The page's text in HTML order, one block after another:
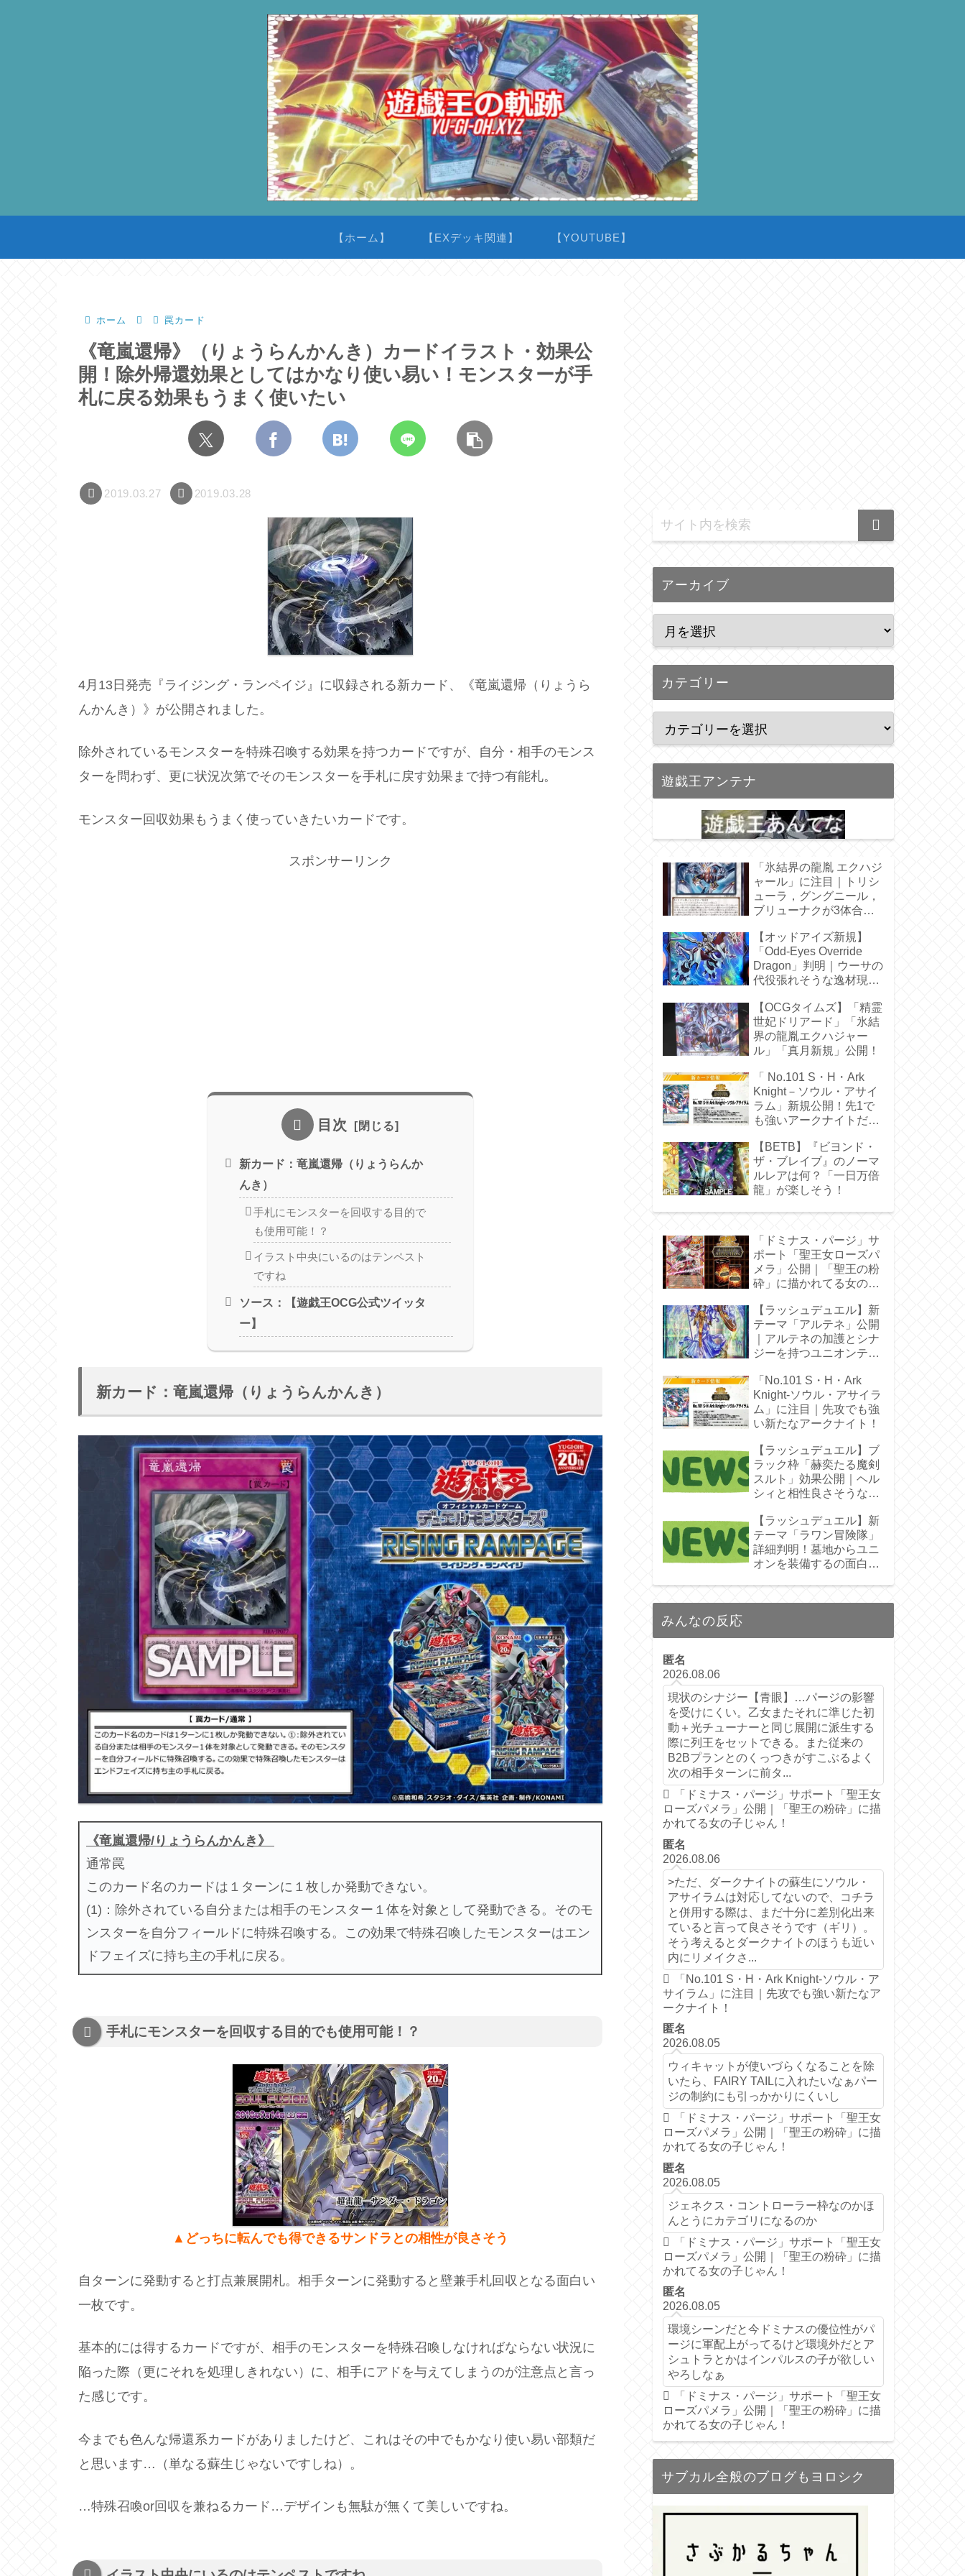
【ホーム】 【EXデッキ関連】 【YOUTUBE】
ホーム 罠カード
《竜嵐還帰》（りょうらんかんき）カードイラスト・効果公
開！除外帰還効果としてはかなり使い易い！モンスターが手
札に戻る効果もうまく使いたい
2019.03.27 2019.03.28
4月13日発売『ライジング・ランペイジ』に収録される新カード、《竜嵐還帰（りょうら
んかんき）》が公開されました。
除外されているモンスターを特殊召喚する効果を持つカードですが、自分・相手のモンス
ターを問わず、更に状況次第でそのモンスターを手札に戻す効果まで持つ有能札。
モンスター回収効果もうまく使っていきたいカードです。
スポンサーリンク
目次
新カード：竜嵐還帰（りょうらんか
んき）
手札にモンスターを回収する目的で
も使用可能！？
イラスト中央にいるのはテンペスト
ですね
ソース：【遊戯王OCG公式ツイッタ
ー】
新カード：竜嵐還帰（りょうらんかんき）
《竜嵐還帰/りょうらんかんき》
通常罠
このカード名のカードは１ターンに１枚しか発動できない。
(1)：除外されている自分または相手のモンスター１体を対象として発動できる。そのモ
ンスターを自分フィールドに特殊召喚する。この効果で特殊召喚したモンスターはエン
ドフェイズに持ち主の手札に戻る。
手札にモンスターを回収する目的でも使用可能！？
▲どっちに転んでも得できるサンドラとの相性が良さそう
自ターンに発動すると打点兼展開札。相手ターンに発動すると壁兼手札回収となる面白い
一枚です。
基本的には得するカードですが、相手のモンスターを特殊召喚しなければならない状況に
陥った際（更にそれを処理しきれない）に、相手にアドを与えてしまうのが注意点と言っ
た感じです。
今までも色んな帰還系カードがありましたけど、これはその中でもかなり使い易い部類だ
と思います…（単なる蘇生じゃないですしね）。
…特殊召喚or回収を兼ねるカード…デザインも無駄が無くて美しいですね。
アーカイブ
カテゴリー
遊戯王アンテナ
「氷結界の龍胤 エクハジ
ャール」に注目｜トリシ
ューラ，グングニール，
ブリューナクが3体合
【オッドアイズ新規】
「Odd-Eyes Override
Dragon」判明｜ウーサの
代役張れそうな逸材現
【OCGタイムズ】「精霊
世妃ドリアード」「氷結
界の龍胤エクハジャー
ル」「真月新規」公開！
「 No.101 S・H・Ark
Knight－ソウル・アサイ
ラム」新規公開！先1で
も強いアークナイトだ
【BETB】『ビヨンド・
ザ・ブレイブ』のノーマ
ルレアは何？「一日万倍
龍」が楽しそう！
「ドミナス・パージ」サ
ポート「聖王女ローズパ
メラ」公開｜「聖王の粉
砕」に描かれてる女の子
【ラッシュデュエル】新
テーマ「アルテネ」公開
｜アルテネの加護とシナ
ジーを持つユニオンテー
「No.101 S・H・Ark
Knight-ソウル・アサイラ
ム」に注目｜先攻でも強
い新たなアークナイト！
【ラッシュデュエル】ブ
ラック枠「赫奕たる魔剣
スルト」効果公開｜ヘル
シィと相性良さそうなレ
【ラッシュデュエル】新
テーマ「ラワン冒険隊」
詳細判明！墓地からユニ
オンを装備するの面白そ
みんなの反応
匿名
2026.08.06
現状のシナジー【青眼】…パージの影響
を受けにくい。乙女またそれに準じた初
動＋光チューナーと同じ展開に派生する
際に列王をセットできる。また従来の
B2Bプランとのくっつきがすこぶるよく
次の相手ターンに前タ...
「ドミナス・パージ」サポート「聖王女
ローズパメラ」公開｜「聖王の粉砕」に描
かれてる女の子じゃん！
匿名
2026.08.06
>ただ、ダークナイトの蘇生にソウル・
アサイラムは対応してないので、コチラ
と併用する際は、まだ十分に差別化出来
ていると言って良さそうです（ギリ）。
そう考えるとダークナイトのほうも近い
内にリメイクさ...
「No.101 S・H・Ark Knight-ソウル・ア
サイラム」に注目｜先攻でも強い新たなア
ークナイト！
匿名
2026.08.05
ウィキャットが使いづらくなることを除
いたら、FAIRY TAILに入れたいなぁパー
ジの制約にも引っかかりにくいし
「ドミナス・パージ」サポート「聖王女
ローズパメラ」公開｜「聖王の粉砕」に描
かれてる女の子じゃん！
匿名
2026.08.05
ジェネクス・コントローラー枠なのかほ
んとうにカテゴリになるのか
「ドミナス・パージ」サポート「聖王女
ローズパメラ」公開｜「聖王の粉砕」に描
かれてる女の子じゃん！
匿名
2026.08.05
環境シーンだと今ドミナスの優位性がパ
ージに軍配上がってるけど環境外だとア
シュトラとかはインパルスの子が欲しい
やろしなぁ
「ドミナス・パージ」サポート「聖王女
ローズパメラ」公開｜「聖王の粉砕」に描
かれてる女の子じゃん！
サブカル全般のブログもヨロシク